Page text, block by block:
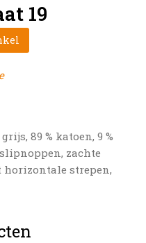
19
89 % katoen, 9 %
zachte
horizontale strepen,